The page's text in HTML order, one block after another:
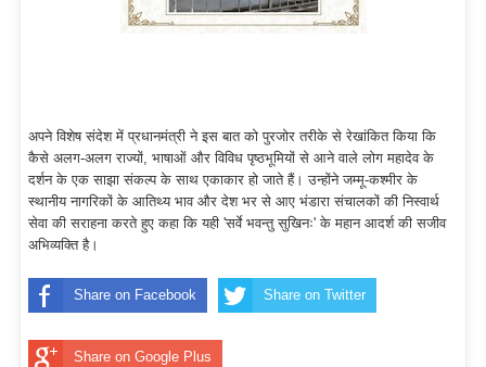
अपने विशेष संदेश में प्रधानमंत्री ने इस बात को पुरजोर तरीके से रेखांकित किया कि
कैसे अलग-अलग राज्यों, भाषाओं और विविध पृष्ठभूमियों से आने वाले लोग महादेव के
दर्शन के एक साझा संकल्प के साथ एकाकार हो जाते हैं। उन्होंने जम्मू-कश्मीर के
स्थानीय नागरिकों के आतिथ्य भाव और देश भर से आए भंडारा संचालकों की निस्वार्थ
सेवा की सराहना करते हुए कहा कि यही 'सर्वे भवन्तु सुखिनः' के महान आदर्श की सजीव
अभिव्यक्ति है।
Share on Facebook Share on Twitter
Share on Google Plus